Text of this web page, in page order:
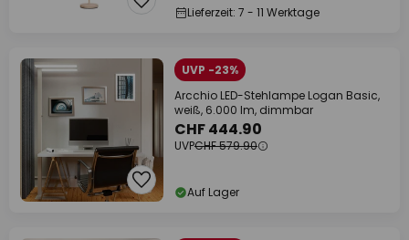
Lieferzeit: 7 - 11 Werktage
UVP -23%
Arcchio LED-Stehlampe Logan Basic,
weiß, 6.000 lm, dimmbar
CHF 444.90
UVPCHF 579.90
Auf Lager